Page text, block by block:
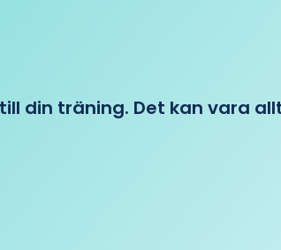
din träning. Det kan vara